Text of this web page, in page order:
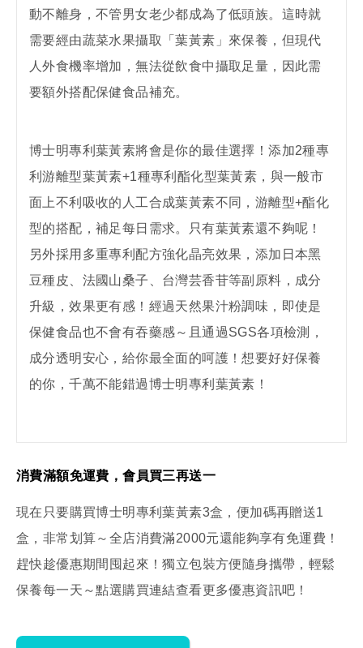
動不離身，不管男女老少都成為了低頭族。這時就
需要經由蔬菜水果攝取「葉黃素」來保養，但現代
人外食機率增加，無法從飲食中攝取足量，因此需
要額外搭配保健食品補充。
博士明專利葉黃素將會是你的最佳選擇！添加2種專
利游離型葉黃素+1種專利酯化型葉黃素，與一般市
面上不利吸收的人工合成葉黃素不同，游離型+酯化
型的搭配，補足每日需求。只有葉黃素還不夠呢！
另外採用多重專利配方強化晶亮效果，添加日本黑
豆種皮、法國山桑子、台灣芸香苷等副原料，成分
升級，效果更有感！經過天然果汁粉調味，即使是
保健食品也不會有吞藥感～且通過SGS各項檢測，
成分透明安心，給你最全面的呵護！想要好好保養
的你，千萬不能錯過博士明專利葉黃素！
消費滿額免運費，會員買三再送一
現在只要購買博士明專利葉黃素3盒，便加碼再贈送1
盒，非常划算～全店消費滿2000元還能夠享有免運費！
趕快趁優惠期間囤起來！獨立包裝方便隨身攜帶，輕鬆
保養每一天～點選購買連結查看更多優惠資訊吧！